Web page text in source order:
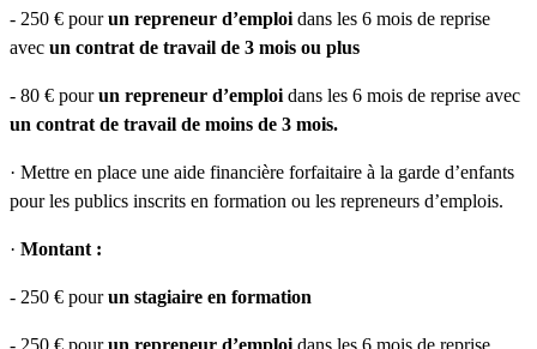
- 250 € pourun repreneur d’emploi dans les 6 mois de reprise
avec un contrat de travail de 3 mois ou plus
- 80 € pourun repreneur d’emploi dans les 6 mois de reprise avec
un contrat de travail de moins de 3 mois.
· Mettre en place une aide financière forfaitaire à la garde d’enfants
pour les publics inscrits en formation ou les repreneurs d’emplois.
· Montant :
- 250 € pourun stagiaire en formation
- 250 € pourun repreneur d’emploi dans les 6 mois de reprise